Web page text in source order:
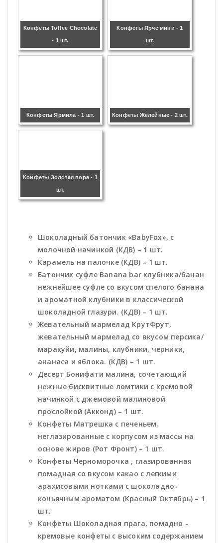
Конфеты Toffee Chocolate
- 1 шт.
Конфеты Ярче мини - 1
шт.
Конфеты Ярмила - 1 шт. Конфеты Желейные - 2 шт.
Конфеты Золотая пора - 1
шт.
Шоколадный батончик «BabyFox», с
молочной начинкой (КДВ) – 1 шт.
Карамель на палочке (КДВ) – 1 шт.
Батончик суфле Banana bar клубника/банан
нежнейшее суфле со вкусом спелого банана
и ароматной клубники в классической
шоколадной глазури. (КДВ) – 1 шт.
Жевательный мармелад КрутФрут,
жевательный мармелад со вкусом персика/
маракуйи, малины, клубники, черники,
ананаса и яблока. (КДВ) – 1 шт.
Десерт Бонифати малина, сочетающий
нежные бисквитные ломтики с кремовой
начинкой с джемовой малиновой
прослойкой (Акконд) – 1 шт.
Конфеты Матрешка с печеньем,
неглазированные с корпусом из массы на
основе жиров (Рот Фронт) – 1 шт.
Конфеты Черноморочка , глазированная
помадная со вкусом какао с легкими
арахисовыми нотками с шоколадно-
коньячным ароматом (Красный Октябрь) – 1
шт.
Конфеты Шоколадная прага, помадно -
кремовые конфеты с высоким содержанием